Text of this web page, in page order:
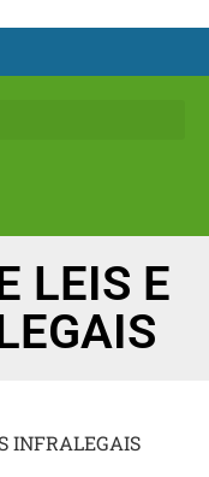
LEIS E
INFRALEGAIS